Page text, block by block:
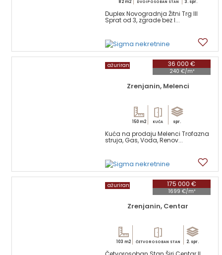
82 m2 DVOIPOSOBAN STAN 3. spr.
Duplex Novogradnja Žitni Trg III
Sprat od 3, zgrade bez l...
36 000 €
240 €/m²
ažuriran
Zrenjanin, Melenci
150 m2 KUĆA spr.
Kuća na prodaju Melenci Trofazna
struja, Gas, Voda, Renov...
175 000 €
1699 €/m²
ažuriran
Zrenjanin, Centar
103 m2 ČETVOROSOBAN STAN 2. spr.